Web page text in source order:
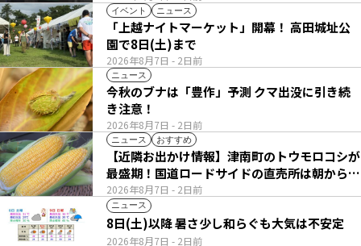
イベント ニュース
2026年8月7日 - 2日前
「上越ナイトマーケット」開幕！ 高田城址公
園で8日(土)まで
ニュース
2026年8月7日 - 2日前
今秋のブナは「豊作」予測 クマ出没に引き続
き注意！
ニュース おすすめ
2026年8月7日 - 2日前
【近隣お出かけ情報】津南町のトウモロコシが
最盛期！国道ロードサイドの直売所は朝から長
い列
ニュース
2026年8月7日 - 2日前
8日(土)以降 暑さ少し和らぐも大気は不安定